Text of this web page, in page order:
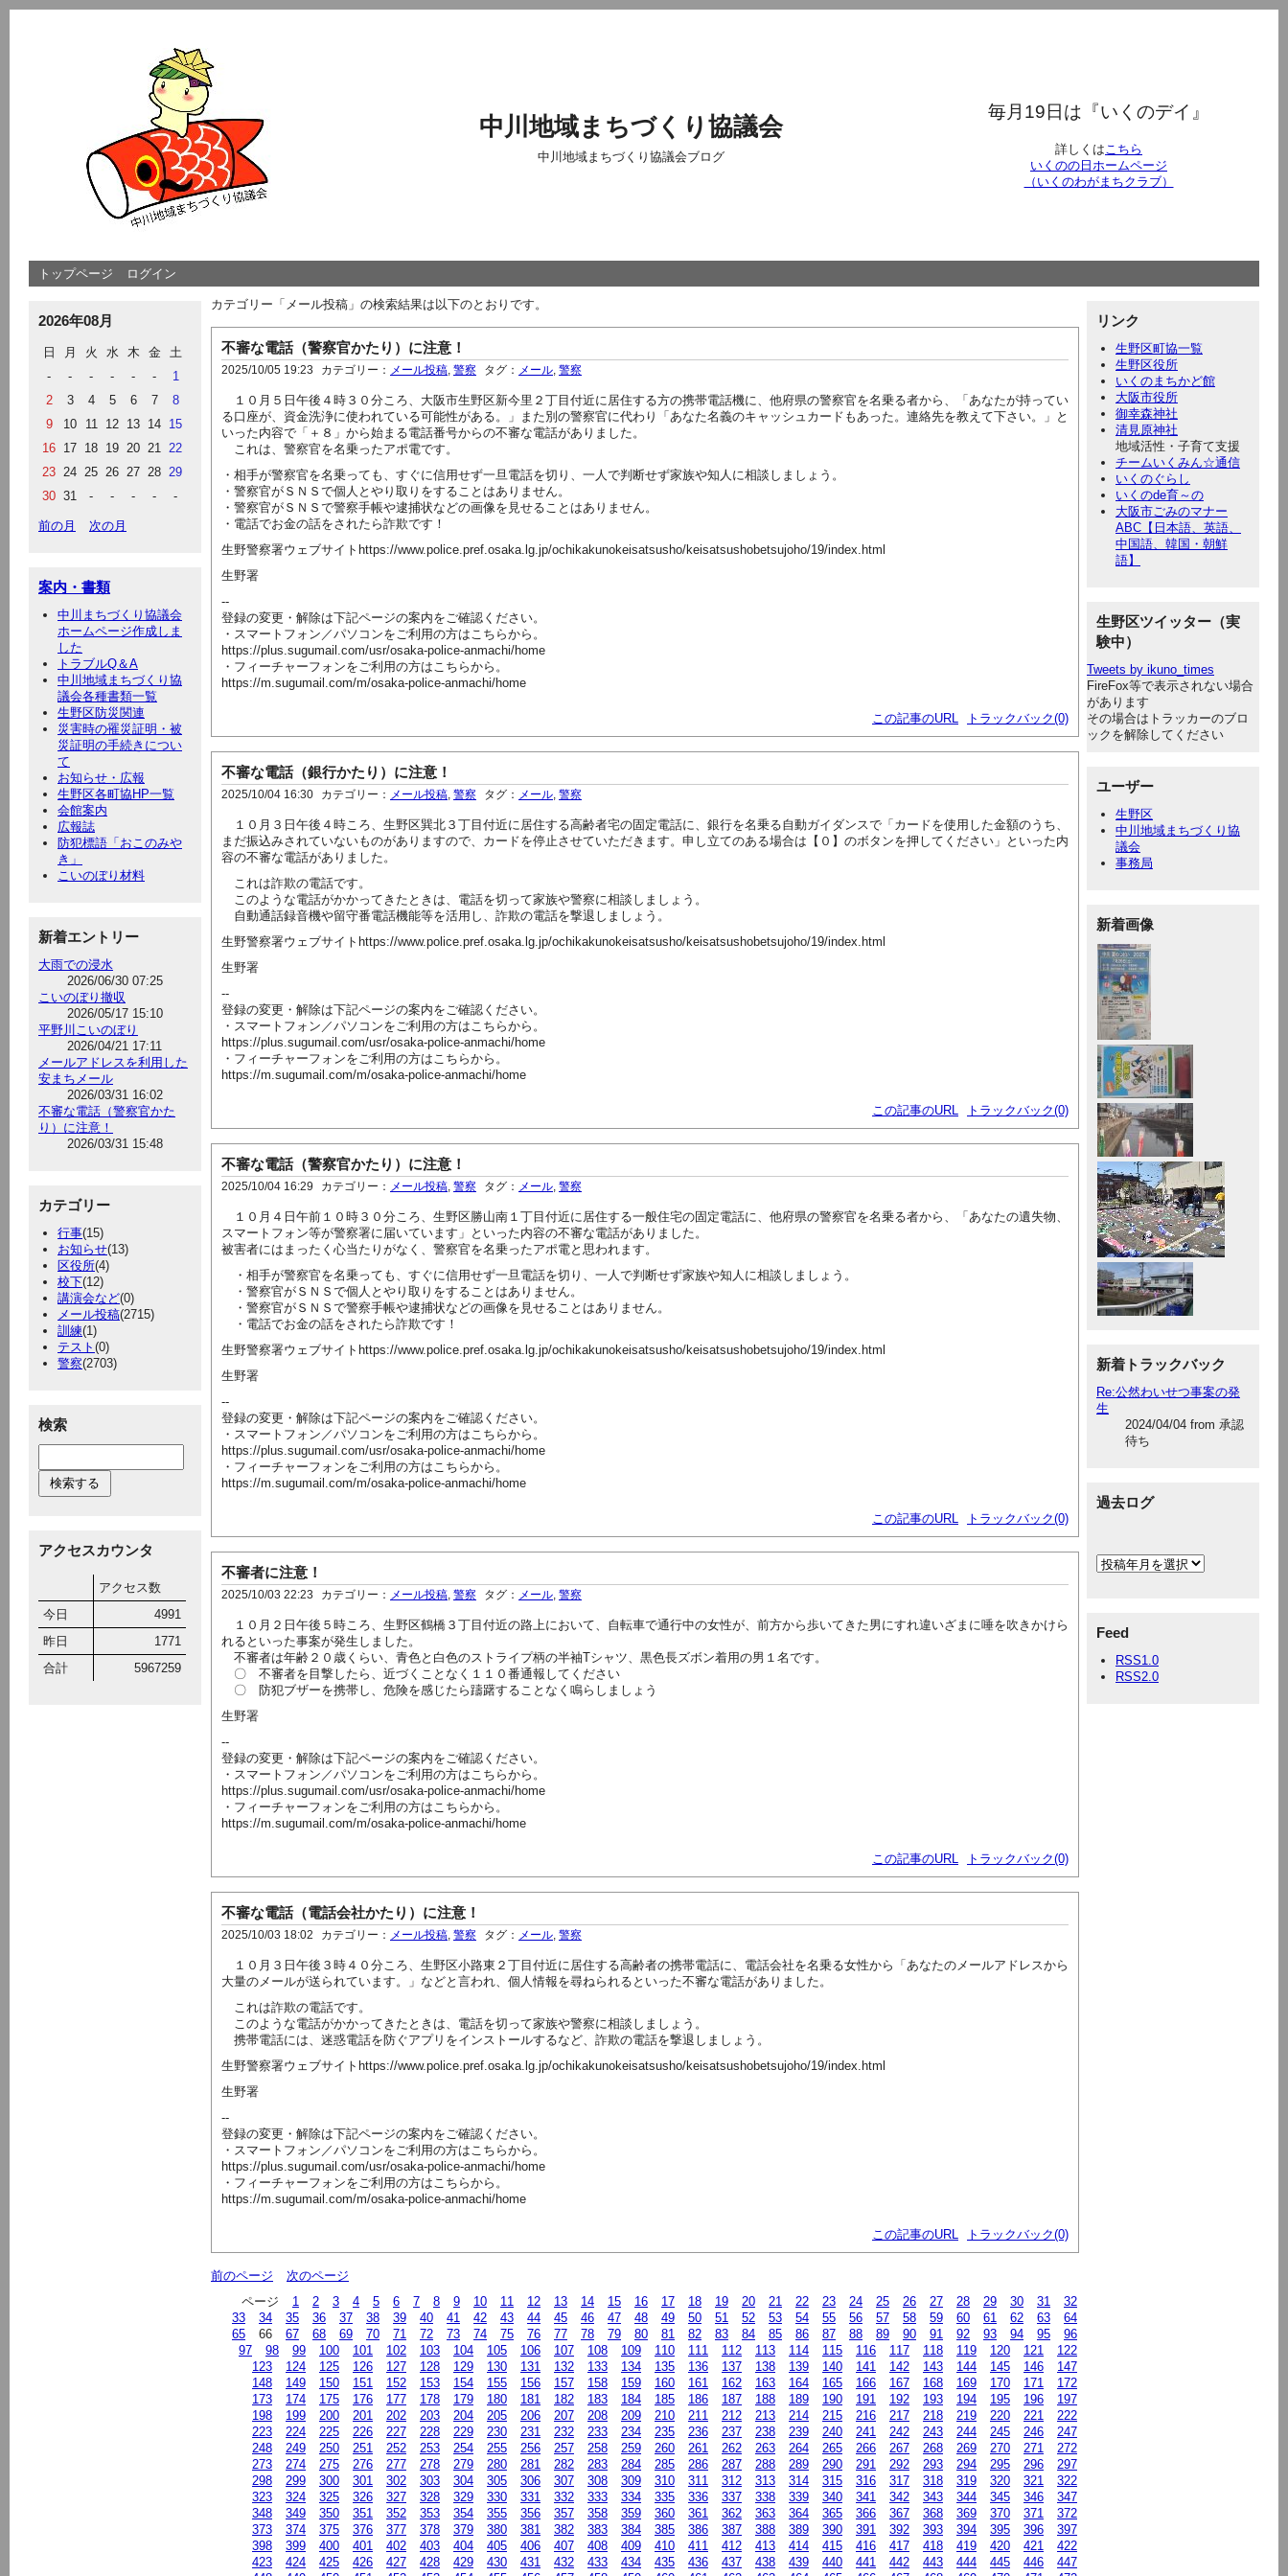
中川地域まちづくり協議会
中川地域まちづくり協議会ブログ
毎月19日は『いくのデイ』
詳しくはこちら
いくのの日ホームページ
（いくのわがまちクラブ）
トップページ ログイン
2026年08月
日 月 火 水 木 金
土
-
- - - - -
1
2
3 4 5 6 7
8
9
10 11 12 13 14 15
16 17 18 19 20 21 22
23 24 25 26 27 28 29
30 31 - - - - -
前の月 次の月
案内・書類
中川まちづくり協議会
ホームページ作成しま
した
トラブルQ＆A
中川地域まちづくり協
議会各種書類一覧
生野区防災関連
災害時の罹災証明・被
災証明の手続きについ
て
お知らせ・広報
生野区各町協HP一覧
会館案内
広報誌
防犯標語「おこのみや
き」
こいのぼり材料
新着エントリー
大雨での浸水
2026/06/30 07:25
こいのぼり撤収
2026/05/17 15:10
平野川こいのぼり
2026/04/21 17:11
メールアドレスを利用した
安まちメール
2026/03/31 16:02
不審な電話（警察官かた
り）に注意！
2026/03/31 15:48
カテゴリー
行事(15)
お知らせ(13)
区役所(4)
校下(12)
講演会など(0)
メール投稿(2715)
訓練(1)
テスト (0)
警察(2703)
検索
アクセスカウンタ
アクセス数
今日
4991
昨日
1771
合計
5967259
リンク
生野区町協一覧
生野区役所
いくのまちかど館
大阪市役所
御幸森神社
清見原神社
地域活性・子育て支援
チームいくみん☆通信
いくのぐらし
いくのde育～の
大阪市ごみのマナー
ABC【日本語、英語、
中国語、韓国・朝鮮
語】
生野区ツイッター（実
験中）
Tweets by ikuno_times
FireFox等で表示されない場合
があります
その場合はトラッカーのブロ
ックを解除してください
ユーザー
生野区
中川地域まちづくり協
議会
事務局
新着画像
新着トラックバック
Re:公然わいせつ事案の発
生
2024/04/04 from 承認
待ち
過去ログ
Feed
RSS1.0
RSS2.0
カテゴリー「メール投稿」の検索結果は以下のとおりです。
不審な電話（警察官かたり）に注意！
2025/10/05 19:23 カテゴリー： メール投稿 警察 タグ： メール 警察
１０月５日午後４時３０分ころ、大阪市生野区新今里２丁目付近に居住する方の携帯電話機に、他府県の警察官を名乗る者から、「あなたが持ってい
る口座が、資金洗浄に使われている可能性がある。」また別の警察官に代わり「あなた名義のキャッシュカードもあった。連絡先を教えて下さい。」と
いった内容で「＋８」から始まる電話番号からの不審な電話がありました。
これは、警察官を名乗ったアポ電です。
・相手が警察官を名乗っても、すぐに信用せず一旦電話を切り、一人で判断せず家族や知人に相談しましょう。
・警察官がＳＮＳで個人とやり取りをすることはありません。
・警察官がＳＮＳで警察手帳や逮捕状などの画像を見せることはありません。
・電話でお金の話をされたら詐欺です！
生野警察署ウェブサイトhttps://www.police.pref.osaka.lg.jp/ochikakunokeisatsusho/keisatsushobetsujoho/19/index.html
生野署
--
登録の変更・解除は下記ページの案内をご確認ください。
・スマートフォン／パソコンをご利用の方はこちらから。
https://plus.sugumail.com/usr/osaka-police-anmachi/home
・フィーチャーフォンをご利用の方はこちらから。
https://m.sugumail.com/m/osaka-police-anmachi/home
この記事のURL トラックバック(0)
不審な電話（銀行かたり）に注意！
2025/10/04 16:30 カテゴリー： メール投稿 警察 タグ： メール 警察
１０月３日午後４時ころ、生野区巽北３丁目付近に居住する高齢者宅の固定電話に、銀行を名乗る自動ガイダンスで「カードを使用した金額のうち、
まだ振込みされていないものがありますので、カードを停止させていただきます。申し立てのある場合は【０】のボタンを押してください」といった内
容の不審な電話がありました。
これは詐欺の電話です。
このような電話がかかってきたときは、電話を切って家族や警察に相談しましょう。
自動通話録音機や留守番電話機能等を活用し、詐欺の電話を撃退しましょう。
生野警察署ウェブサイトhttps://www.police.pref.osaka.lg.jp/ochikakunokeisatsusho/keisatsushobetsujoho/19/index.html
生野署
--
登録の変更・解除は下記ページの案内をご確認ください。
・スマートフォン／パソコンをご利用の方はこちらから。
https://plus.sugumail.com/usr/osaka-police-anmachi/home
・フィーチャーフォンをご利用の方はこちらから。
https://m.sugumail.com/m/osaka-police-anmachi/home
この記事のURL トラックバック(0)
不審な電話（警察官かたり）に注意！
2025/10/04 16:29 カテゴリー： メール投稿 警察 タグ： メール 警察
１０月４日午前１０時３０分ころ、生野区勝山南１丁目付近に居住する一般住宅の固定電話に、他府県の警察官を名乗る者から、「あなたの遺失物、
スマートフォン等が警察署に届いています」といった内容の不審な電話がありました。
被害者にはまったく心当たりがなく、警察官を名乗ったアポ電と思われます。
・相手が警察官を名乗っても、すぐに信用せず一旦電話を切り、一人で判断せず家族や知人に相談しましょう。
・警察官がＳＮＳで個人とやり取りをすることはありません。
・警察官がＳＮＳで警察手帳や逮捕状などの画像を見せることはありません。
・電話でお金の話をされたら詐欺です！
生野警察署ウェブサイトhttps://www.police.pref.osaka.lg.jp/ochikakunokeisatsusho/keisatsushobetsujoho/19/index.html
生野署
--
登録の変更・解除は下記ページの案内をご確認ください。
・スマートフォン／パソコンをご利用の方はこちらから。
https://plus.sugumail.com/usr/osaka-police-anmachi/home
・フィーチャーフォンをご利用の方はこちらから。
https://m.sugumail.com/m/osaka-police-anmachi/home
この記事のURL トラックバック(0)
不審者に注意！
2025/10/03 22:23 カテゴリー： メール投稿 警察 タグ： メール 警察
１０月２日午後５時ころ、生野区鶴橋３丁目付近の路上において、自転車で通行中の女性が、前方から歩いてきた男にすれ違いざまに唾を吹きかけら
れるといった事案が発生しました。
不審者は年齢２０歳くらい、青色と白色のストライプ柄の半袖Tシャツ、黒色長ズボン着用の男１名です。
〇 不審者を目撃したら、近づくことなく１１０番通報してください
〇 防犯ブザーを携帯し、危険を感じたら躊躇することなく鳴らしましょう
生野署
--
登録の変更・解除は下記ページの案内をご確認ください。
・スマートフォン／パソコンをご利用の方はこちらから。
https://plus.sugumail.com/usr/osaka-police-anmachi/home
・フィーチャーフォンをご利用の方はこちらから。
https://m.sugumail.com/m/osaka-police-anmachi/home
この記事のURL トラックバック(0)
不審な電話（電話会社かたり）に注意！
2025/10/03 18:02 カテゴリー： メール投稿 警察 タグ： メール 警察
１０月３日午後３時４０分ころ、生野区小路東２丁目付近に居住する高齢者の携帯電話に、電話会社を名乗る女性から「あなたのメールアドレスから
大量のメールが送られています。」などと言われ、個人情報を尋ねられるといった不審な電話がありました。
これは詐欺の電話です。
このような電話がかかってきたときは、電話を切って家族や警察に相談しましょう。
携帯電話には、迷惑電話を防ぐアプリをインストールするなど、詐欺の電話を撃退しましょう。
生野警察署ウェブサイトhttps://www.police.pref.osaka.lg.jp/ochikakunokeisatsusho/keisatsushobetsujoho/19/index.html
生野署
--
登録の変更・解除は下記ページの案内をご確認ください。
・スマートフォン／パソコンをご利用の方はこちらから。
https://plus.sugumail.com/usr/osaka-police-anmachi/home
・フィーチャーフォンをご利用の方はこちらから。
https://m.sugumail.com/m/osaka-police-anmachi/home
この記事のURL トラックバック(0)
前のページ
次のページ
ページ
1 2 3 4 5 6 7 8 9 10 11 12 13 14 15 16 17 18 19 20 21 22 23 24 25 26 27 28 29 30 31
32
33
34 35 36 37 38 39 40 41 42 43 44 45 46 47 48 49 50 51 52 53 54 55 56 57 58 59 60 61 62 63
64
65
66 67 68 69 70 71 72 73 74 75 76 77 78 79 80 81 82 83 84 85 86 87 88 89 90 91 92 93 94 95
96
97
98 99 100 101 102 103 104 105 106 107 108 109 110 111 112 113 114 115 116 117 118 119 120 121
122
123
124 125 126 127 128 129 130 131 132 133 134 135 136 137 138 139 140 141 142 143 144 145 146
147
148
149 150 151 152 153 154 155 156 157 158 159 160 161 162 163 164 165 166 167 168 169 170 171
172
173
174 175 176 177 178 179 180 181 182 183 184 185 186 187 188 189 190 191 192 193 194 195 196
197
198
199 200 201 202 203 204 205 206 207 208 209 210 211 212 213 214 215 216 217 218 219 220 221
222
223
224 225 226 227 228 229 230 231 232 233 234 235 236 237 238 239 240 241 242 243 244 245 246
247
248
249 250 251 252 253 254 255 256 257 258 259 260 261 262 263 264 265 266 267 268 269 270 271
272
273
274 275 276 277 278 279 280 281 282 283 284 285 286 287 288 289 290 291 292 293 294 295 296
297
298
299 300 301 302 303 304 305 306 307 308 309 310 311 312 313 314 315 316 317 318 319 320 321
322
323
324 325 326 327 328 329 330 331 332 333 334 335 336 337 338 339 340 341 342 343 344 345 346
347
348
349 350 351 352 353 354 355 356 357 358 359 360 361 362 363 364 365 366 367 368 369 370 371
372
373
374 375 376 377 378 379 380 381 382 383 384 385 386 387 388 389 390 391 392 393 394 395 396
397
398
399 400 401 402 403 404 405 406 407 408 409 410 411 412 413 414 415 416 417 418 419 420 421
422
423
424 425 426 427 428 429 430 431 432 433 434 435 436 437 438 439 440 441 442 443 444 445 446
447